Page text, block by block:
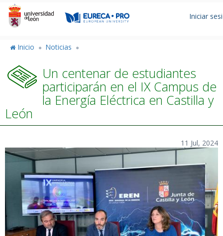
Pasar
contenido
Iniciar
Inicio Noticias
Un centenar de estudiantes
participarán en el IX Campus de
la Energía Eléctrica en Castilla y
León
11 Jul, 2024